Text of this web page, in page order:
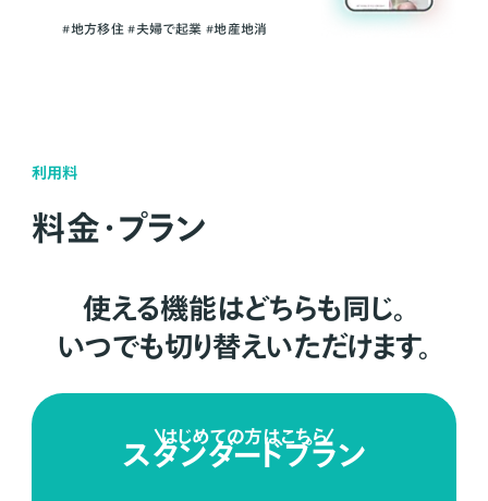
#地方移住 #夫婦で起業 #地産地消
利用料
料金・プラン
使える機能はどちらも同じ。
いつでも切り替えいただけます。
はじめての方はこちら
スタンダードプラン